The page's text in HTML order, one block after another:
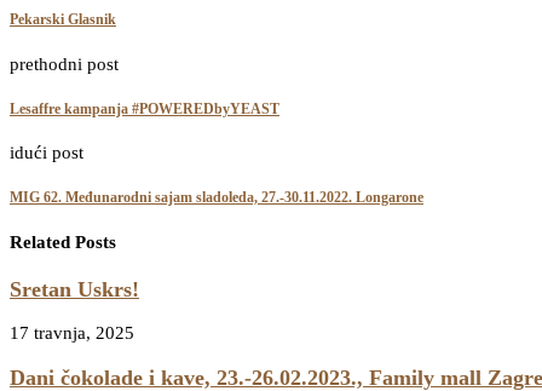
Pekarski Glasnik
prethodni post
Lesaffre kampanja #POWEREDbyYEAST
idući post
MIG 62. Međunarodni sajam sladoleda, 27.-30.11.2022. Longarone
Related Posts
Sretan Uskrs!
17 travnja, 2025
Dani čokolade i kave, 23.-26.02.2023., Family mall